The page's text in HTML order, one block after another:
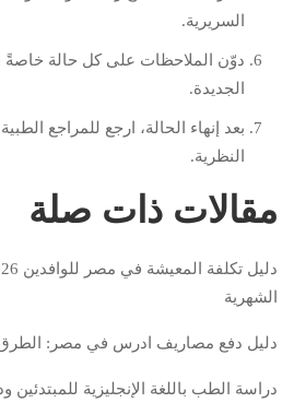
السريرية.
دوّن الملاحظات على كل حالة خاصةً
الجديدة.
بعد إنهاء الحالة، ارجع للمراجع
النظرية.
مقالات ذات صلة
الشهرية
دليل دفع مصاريف ادرس في مصر: الطرق
دراسة الطب باللغة الإنجليزية